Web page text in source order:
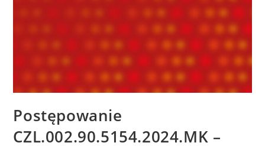
Postępowanie
CZL.002.90.5154.2024.MK –